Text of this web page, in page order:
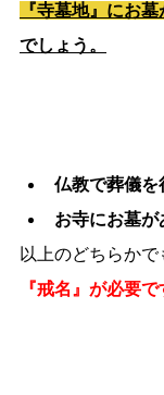
『寺墓地』にお
でしょう。
仏教で葬儀を
お寺にお墓が
以上のどちらかで
『戒名』が必要で